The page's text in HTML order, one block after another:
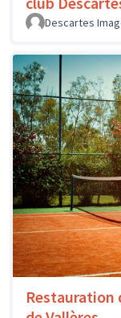
Descartes
Restauration